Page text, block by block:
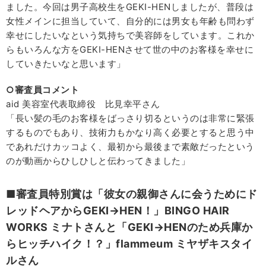
ました。今回は男子高校生をGEKI-HENしましたが、普段は
女性メインに担当していて、自分的には男女も年齢も問わず
幸せにしたいなという気持ちで美容師をしています。これか
らもいろんな方をGEKI-HENさせて世の中のお客様を幸せに
していきたいなと思います」
○審査員コメント
aid 美容室代表取締役 比見幸平さん
「長い髪の毛のお客様をばっさり切るというのは非常に緊張
するものでもあり、技術力もかなり高く必要とすると思う中
であれだけカッコよく、最初から最後まで素敵だったという
のが動画からひしひしと伝わってきました」
■審査員特別賞は「彼女の親御さんに会うためにド
レッドヘアからGEKI→HEN！」BINGO HAIR
WORKS ミナトさんと「GEKI→HENのため兵庫か
らヒッチハイク！？」flammeum ミヤザキスタイ
ルさん